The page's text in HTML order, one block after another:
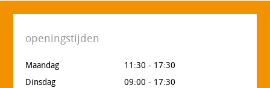
openingstijden
Maandag
11:30 - 17:30
Dinsdag
09:00 - 17:30